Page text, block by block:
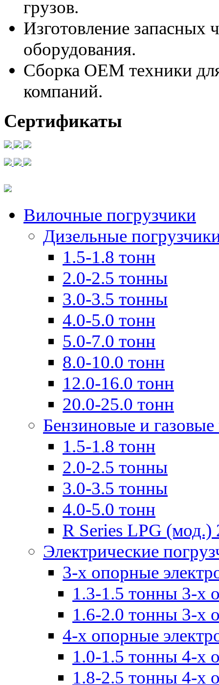
грузов.
Изготовление запасных
оборудования.
Сборка ОЕМ техники
компаний.
Сертификаты
Вилочные погрузчики
Дизельные
1.5-1.8 тонн
2.0-2.5 тонны
3.0-3.5 тонны
4.0-5.0 тонн
5.0-7.0 тонн
8.0-10.0 тонн
12.0-16.0 тонн
20.0-25.0 тонн
Бензиновые и
1.5-1.8 тонн
2.0-2.5 тонны
3.0-3.5 тонны
4.0-5.0 тонн
R Series LPG (мод.)
Электрические
3-х опорные
1.3-1.5 тонны 3-х
1.6-2.0 тонны 3-х
4-х опорные
1.0-1.5 тонны 4-х
1.8-2.5 тонны 4-х